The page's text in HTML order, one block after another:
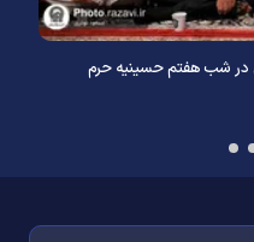
در شب هفتم حسینیه حرم